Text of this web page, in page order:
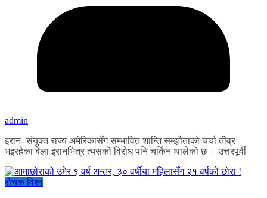
admin
इरान- संयुक्त राज्य अमेरिकासँग सम्भावित शान्ति सम्झौताको चर्चा तीव्र
भइरहेका बेला इरानभित्र त्यसको विरोध पनि चर्किन थालेको छ । उत्तरपूर्वी
रोचक विश्व